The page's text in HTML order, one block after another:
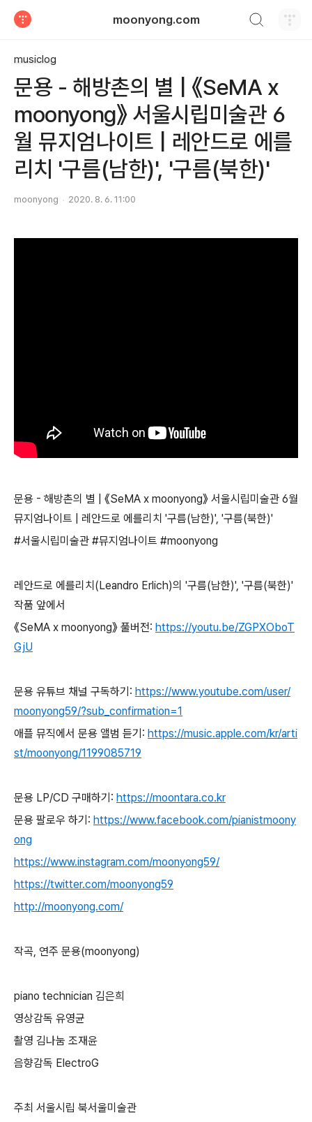
moonyong.com
musiclog
문용 - 해방촌의 별 | 《SeMA x
moonyong》 서울시립미술관 6
월 뮤지엄나이트 | 레안드로 에를
리치 '구름(남한)', '구름(북한)'
moonyong 2020. 8. 6. 11:00
문용 - 해방촌의 별 | 《SeMA x moonyong》 서울시립미술관 6월
뮤지엄나이트 | 레안드로 에를리치 '구름(남한)', '구름(북한)'
#서울시립미술관 #뮤지엄나이트 #moonyong
레안드로 에를리치(Leandro Erlich)의 '구름(남한)', '구름(북한)'
작품 앞에서
《SeMA x moonyong》 풀버전: https://youtu.be/ZGPXOboT
GjU
문용 유튜브 채널 구독하기: https://www.youtube.com/user/
moonyong59/?sub_confirmation=1
애플 뮤직에서 문용 앨범 듣기: https://music.apple.com/kr/arti
st/moonyong/1199085719
문용 LP/CD 구매하기: https://moontara.co.kr
문용 팔로우 하기: https://www.facebook.com/pianistmoony
ong
https://www.instagram.com/moonyong59/
https://twitter.com/moonyong59
http://moonyong.com/
작곡, 연주 문용(moonyong)
piano technician 김은희
영상감독 유영균
촬영 김나눔 조재윤
음향감독 ElectroG
주최 서울시립 북서울미술관